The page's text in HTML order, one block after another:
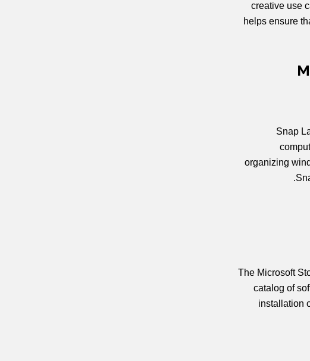
creative use
helps ensure
Snap
organizing
The Microsoft
catalog of
installation